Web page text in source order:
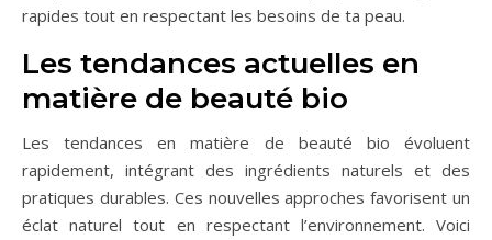
rapides tout en respectant les besoins de ta peau.
Les tendances actuelles en
matière de beauté bio
Les tendances en matière de beauté bio évoluent
rapidement, intégrant des ingrédients naturels et des
pratiques durables. Ces nouvelles approches favorisent un
éclat naturel tout en respectant l’environnement. Voici